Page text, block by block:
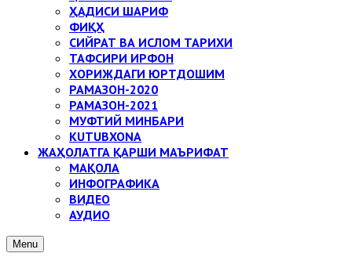
ҲАДИСИ ШАРИФ
ФИҚҲ
СИЙРАТ ВА ИСЛОМ ТАРИХИ
ТАФСИРИ ИРФОН
ХОРИЖДАГИ ЮРТДОШИМ
РАМАЗОН-2020
РАМАЗОН-2021
МУФТИЙ МИНБАРИ
KUTUBXONA
ЖАҲОЛАТГА ҚАРШИ МАЪРИФАТ
МАҚОЛА
ИНФОГРАФИКА
ВИДЕО
АУДИО
Menu